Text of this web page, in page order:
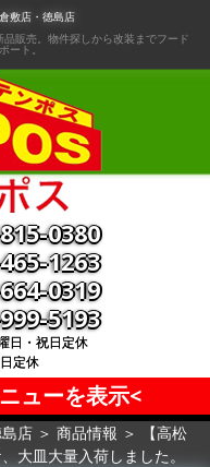
敷店・徳島店
販売。物件探しから改装までフード
ート。
0380
1263
0319
5193
日・祝日定休
定休
ューを表示<
店 ＞ 商品情報 ＞
【高松
大皿大量入荷しました。